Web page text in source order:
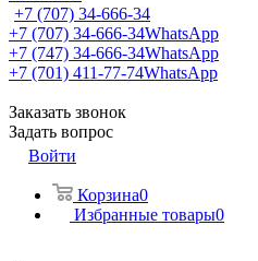
+7 (707) 34-666-34
+7 (707) 34-666-34WhatsApp
+7 (747) 34-666-34WhatsApp
+7 (701) 411-77-74WhatsApp
Заказать звонок
Задать вопрос
Войти
Корзина0
Избранные товары0